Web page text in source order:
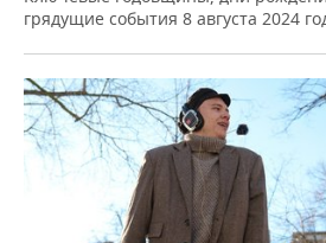
грядущие события 8 августа 2024